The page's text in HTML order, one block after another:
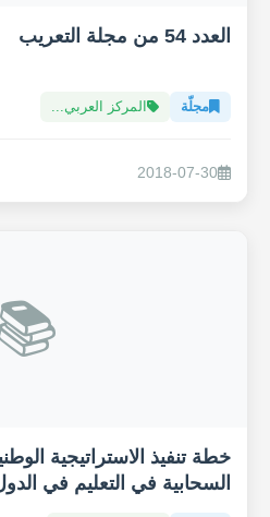
العدد 54 من مجلة التعريب
مجلّة المركز العربي...
2018-07-30
خطة تنفيذ الاستراتيجية
السحابية في التعليم في